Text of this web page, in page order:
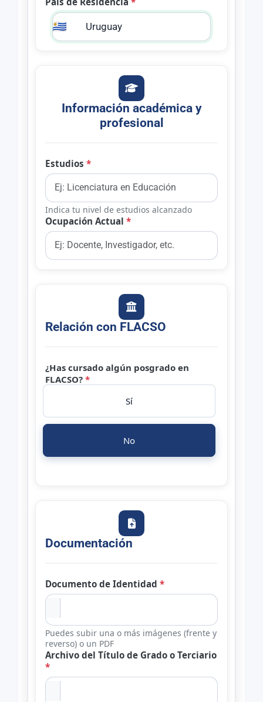
🇺🇾
Información académica y
profesional
Estudios*
Indica tu nivel de estudios alcanzado
Ocupación Actual*
Relación con FLACSO
¿Has cursado algún posgrado en
FLACSO?*
Sí
No
Documentación
Documento de Identidad*
Puedes subir una o más imágenes (frente y
reverso) o un PDF
Archivo del Título de Grado o Terciario
*